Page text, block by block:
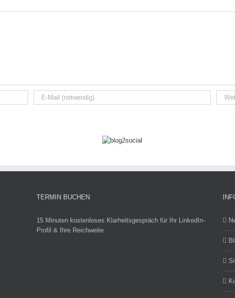
TERMIN BUCHEN
15 Minuten kostenloses Klarheitsgespräch für Ihr LinkedIn-
Profil & Ihre Reichweite